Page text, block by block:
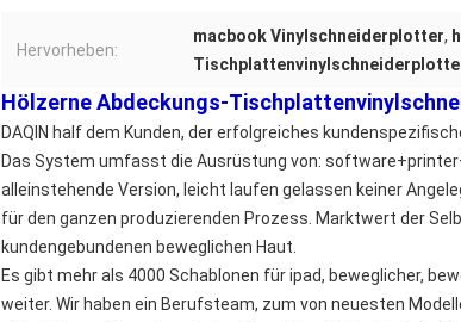
Hervorheben:
macbook Vinylschneiderplotter,
Hölzerne Abdeckungs-
DAQIN half dem Kunden, der erfolgreiches
Das System umfasst die Ausrüstung von:
alleinstehende Version, leicht laufen gelassen keiner
für den ganzen produzierenden Prozess. Marktwert der
kundengebundenen beweglichen Haut.
Es gibt mehr als 4000 Schablonen für ipad, beweglicher,
weiter. Wir haben ein Berufsteam, zum von neuesten